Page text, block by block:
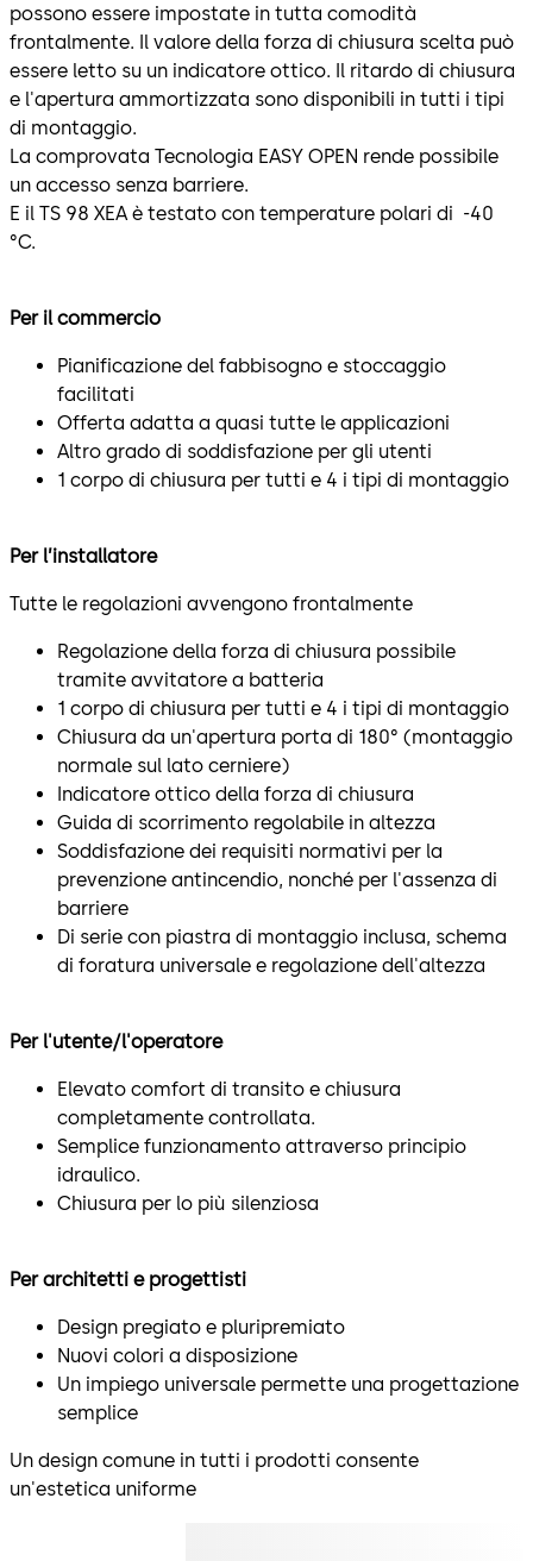
possono essere impostate in tutta comodità
frontalmente. Il valore della forza di chiusura scelta può
essere letto su un indicatore ottico. Il ritardo di chiusura
e l'apertura ammortizzata sono disponibili in tutti i tipi
di montaggio.
La comprovata Tecnologia EASY OPEN rende possibile
un accesso senza barriere.
E il TS 98 XEA è testato con temperature polari di -40
°C.
Per il commercio
Pianificazione del fabbisogno e stoccaggio
facilitati
Offerta adatta a quasi tutte le applicazioni
Altro grado di soddisfazione per gli utenti
1 corpo di chiusura per tutti e 4 i tipi di montaggio
Per l’installatore
Tutte le regolazioni avvengono frontalmente
Regolazione della forza di chiusura possibile
tramite avvitatore a batteria
1 corpo di chiusura per tutti e 4 i tipi di montaggio
Chiusura da un'apertura porta di 180° (montaggio
normale sul lato cerniere)
Indicatore ottico della forza di chiusura
Guida di scorrimento regolabile in altezza
Soddisfazione dei requisiti normativi per la
prevenzione antincendio, nonché per l'assenza di
barriere
Di serie con piastra di montaggio inclusa, schema
di foratura universale e regolazione dell'altezza
Per l'utente/l'operatore
Elevato comfort di transito e chiusura
completamente controllata.
Semplice funzionamento attraverso principio
idraulico.
Chiusura per lo più silenziosa
Per architetti e progettisti
Design pregiato e pluripremiato
Nuovi colori a disposizione
Un impiego universale permette una progettazione
semplice
Un design comune in tutti i prodotti consente
un'estetica uniforme